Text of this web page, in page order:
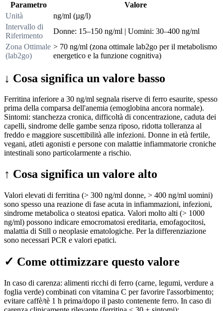
Parametro
Valore
Unità
ng/ml (µg/l)
Intervallo di
Riferimento
Donne: 15–150 ng/ml | Uomini: 30–400 ng/ml
Zona Ottimale
(lab2go)
> 70 ng/ml (zona ottimale lab2go per il metabolismo
energetico e la funzione cognitiva)
↓ Cosa significa un valore basso
Ferritina inferiore a 30 ng/ml segnala riserve di ferro esaurite, spesso
prima della comparsa dell'anemia (emoglobina ancora normale).
Sintomi: stanchezza cronica, difficoltà di concentrazione, caduta dei
capelli, sindrome delle gambe senza riposo, ridotta tolleranza al
freddo e maggiore suscettibilità alle infezioni. Donne in età fertile,
vegani, atleti agonisti e persone con malattie infiammatorie croniche
intestinali sono particolarmente a rischio.
↑ Cosa significa un valore alto
Valori elevati di ferritina (> 300 ng/ml donne, > 400 ng/ml uomini)
sono spesso una reazione di fase acuta in infiammazioni, infezioni,
sindrome metabolica o steatosi epatica. Valori molto alti (> 1000
ng/ml) possono indicare emocromatosi ereditaria, emofagocitosi,
malattia di Still o neoplasie ematologiche. Per la differenziazione
sono necessari PCR e valori epatici.
✓ Come ottimizzare questo valore
In caso di carenza: alimenti ricchi di ferro (carne, legumi, verdure a
foglia verde) combinati con vitamina C per favorire l'assorbimento;
evitare caffè/tè 1 h prima/dopo il pasto contenente ferro. In caso di